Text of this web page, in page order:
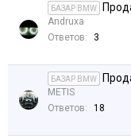
БАЗАР BMW
Andruxa
Ответов:
3
БАЗАР BMW
METIS
Ответов:
18